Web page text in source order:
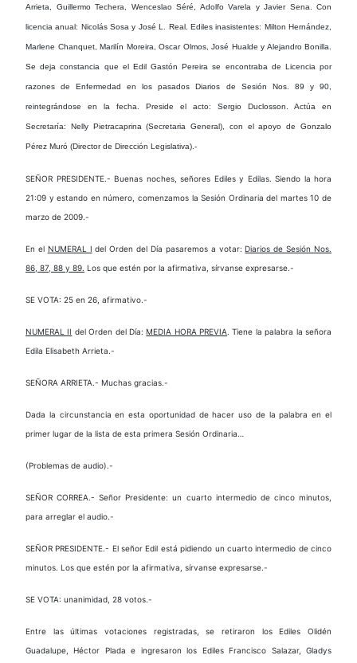
Arrieta, Guillermo Techera, Wenceslao Séré, Adolfo Varela y Javier Sena. Con
licencia anual: Nicolás Sosa y José L. Real. Ediles inasistentes: Milton Hernández,
Marlene Chanquet, Marilín Moreira, Oscar Olmos, José Hualde y Alejandro Bonilla.
Se deja constancia que el Edil Gastón Pereira se encontraba de Licencia por
razones de Enfermedad en los pasados Diarios de Sesión Nos. 89 y 90,
reintegrándose en la fecha. Preside el acto: Sergio Duclosson. Actúa en
Secretaría: Nelly Pietracaprina (Secretaria General), con el apoyo de Gonzalo
Pérez Muró (Director de Dirección Legislativa).-
SEÑOR PRESIDENTE.- Buenas noches, señores Ediles y Edilas. Siendo la hora
21:09 y estando en número, comenzamos la Sesión Ordinaria del martes 10 de
marzo de 2009.-
En el NUMERAL I del Orden del Día pasaremos a votar:Diarios de Sesión Nos.
86, 87, 88 y 89. Los que estén por la afirmativa, sírvanse expresarse.-
SE VOTA: 25 en 26, afirmativo.-
NUMERAL II del Orden del Día:MEDIA HORA PREVIA. Tiene la palabra la señora
Edila Elisabeth Arrieta.-
SEÑORA ARRIETA.- Muchas gracias.-
Dada la circunstancia en esta oportunidad de hacer uso de la palabra en el
primer lugar de la lista de esta primera Sesión Ordinaria…
(Problemas de audio).-
SEÑOR CORREA.- Señor Presidente: un cuarto intermedio de cinco minutos,
para arreglar el audio.-
SEÑOR PRESIDENTE.- El señor Edil está pidiendo un cuarto intermedio de cinco
minutos. Los que estén por la afirmativa, sírvanse expresarse.-
SE VOTA: unanimidad, 28 votos.-
Entre las últimas votaciones registradas, se retiraron los Ediles Olidén
Guadalupe, Héctor Plada e ingresaron los Ediles Francisco Salazar, Gladys